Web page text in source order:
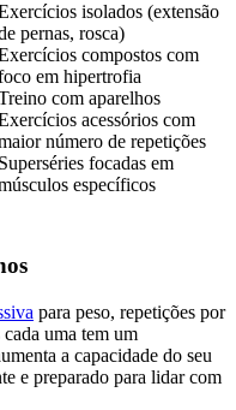
isolados (extensão
pernas, rosca)
compostos com
em hipertrofia
com aparelhos
acessórios com
número de repetições
Superséries focadas em
específicos
para peso, repetições por
uma tem um
a capacidade do seu
e preparado para lidar com